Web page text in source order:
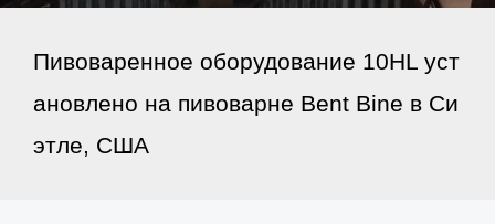
Пивоваренное оборудование 10HL уст
ановлено на пивоварне Bent Bine в Си
этле, США